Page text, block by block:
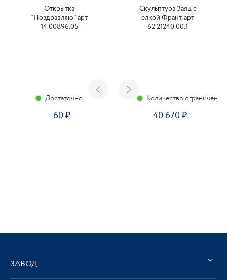
Открытка
"Поздравляю" арт.
14.00896.05
Достаточно
60
Скульптура Заяц с
елкой Франт, арт
62.21240.00.1
Количество ограничено
40 670
ЗАВОД